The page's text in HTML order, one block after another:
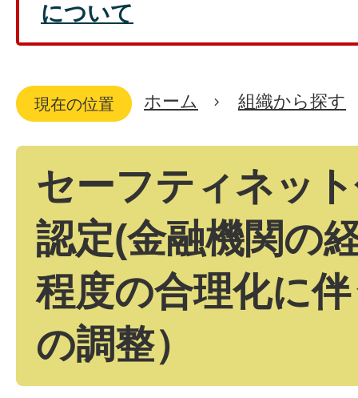
について
現在の位置 ホーム 組織から探す
セーフティネッ
認定(金融機関の
程度の合理化に
の調整）